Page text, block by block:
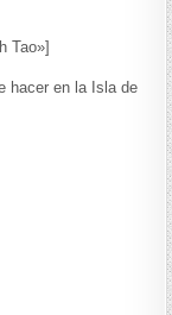
Tao»]
hacer en la Isla de